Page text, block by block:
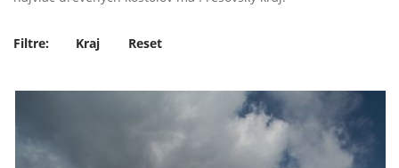
Filtre: Kraj Reset